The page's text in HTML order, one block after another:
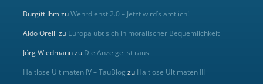
Burgitt IhmzuWehrdienst 2.0 – Jetzt wird’s amtlich!
Aldo Orelli zu Europa übt sich in moralischer Bequemlichkeit
Jörg Wiedmannzu Die Anzeige ist raus
Haltlose Ultimaten IV – TauBlog zu Haltlose Ultimaten III